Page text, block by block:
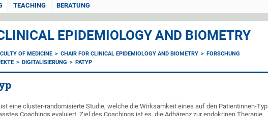
TEACHING BERATUNG
EPIDEMIOLOGY AND BIOMETRY
OF MEDICINE CHAIR FOR CLINICAL EPIDEMIOLOGY AND BIOMETRY
FORSCHUNG
DIGITALISIERUNG PATYP
ist eine cluster-randomisierte Studie, welche die Wirksamkeit eines auf den Patientinnen-Typ
Coachings evaluiert. Ziel des Coachings ist es, die Adhärenz zur endokrinen Therapie